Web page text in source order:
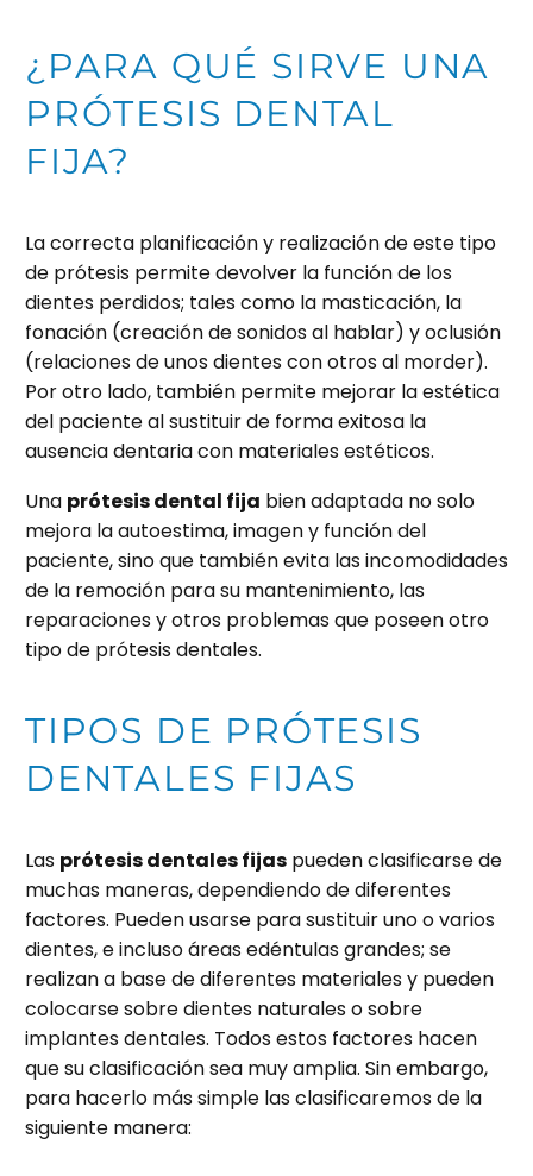
¿PARA QUÉ SIRVE UNA
PRÓTESIS DENTAL
FIJA?
La correcta planificación y realización de este tipo
de prótesis permite devolver la función de los
dientes perdidos; tales como la masticación, la
fonación (creación de sonidos al hablar) y oclusión
(relaciones de unos dientes con otros al morder).
Por otro lado, también permite mejorar la estética
del paciente al sustituir de forma exitosa la
ausencia dentaria con materiales estéticos.
Una prótesis dental fija bien adaptada no solo
mejora la autoestima, imagen y función del
paciente, sino que también evita las incomodidades
de la remoción para su mantenimiento, las
reparaciones y otros problemas que poseen otro
tipo de prótesis dentales.
TIPOS DE PRÓTESIS
DENTALES FIJAS
Las prótesis dentales fijas pueden clasificarse de
muchas maneras, dependiendo de diferentes
factores. Pueden usarse para sustituir uno o varios
dientes, e incluso áreas edéntulas grandes; se
realizan a base de diferentes materiales y pueden
colocarse sobre dientes naturales o sobre
implantes dentales. Todos estos factores hacen
que su clasificación sea muy amplia. Sin embargo,
para hacerlo más simple las clasificaremos de la
siguiente manera: